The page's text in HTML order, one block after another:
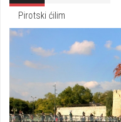
Pirotski ćilim